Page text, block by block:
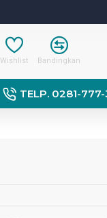
Wishlist Bandingkan
TELP. 0281-